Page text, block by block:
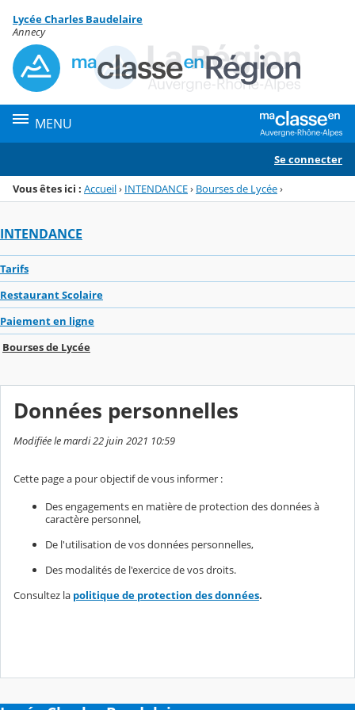
Menu de la rubrique
Contenu
Lycée Charles Baudelaire
Annecy
MENU
Se connecter
Vous êtes ici : Accueil› INTENDANCE› Bourses de Lycée›
INTENDANCE
Tarifs
Restaurant Scolaire
Paiement en ligne
Bourses de Lycée
Données personnelles
Modifiée le mardi 22 juin 2021 10:59
Cette page a pour objectif de vous informer :
Des engagements en matière de protection des données à
caractère personnel,
De l'utilisation de vos données personnelles,
Des modalités de l'exercice de vos droits.
Consultez la politique de protection des données.